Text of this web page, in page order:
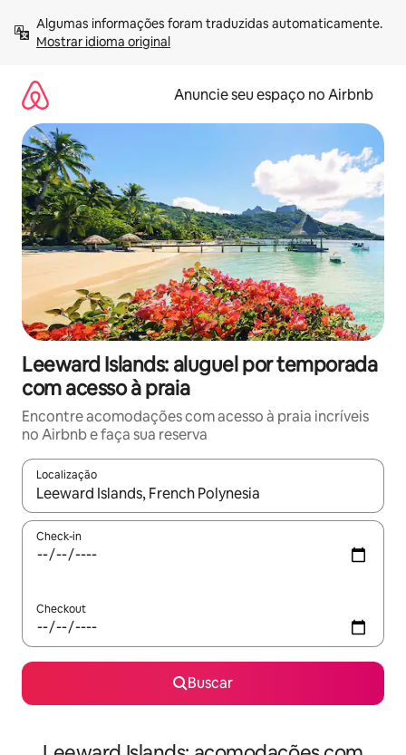
para
Mostrar idioma original
Anuncie seu espaço no Airbnb
Leeward Islands: aluguel por temporada
com acesso à praia
Encontre acomodações com acesso à praia incríveis
no Airbnb e faça sua reserva
Localização
Quando os resultados estiverem disponíveis, explore-os
Check-in
Checkout
Buscar